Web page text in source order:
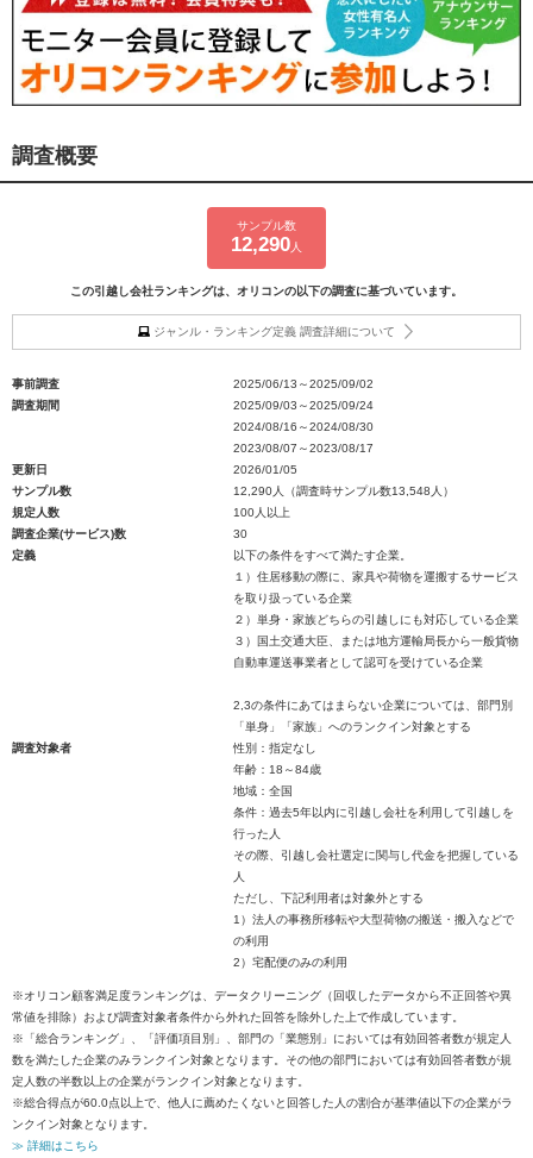
調査概要
サンプル数
12,290人
この引越し会社ランキングは、オリコンの以下の調査に基づいています。
ジャンル・ランキング定義 調査詳細について
事前調査
2025/06/13～2025/09/02
調査期間
2025/09/03～2025/09/24
2024/08/16～2024/08/30
2023/08/07～2023/08/17
更新日
2026/01/05
サンプル数
12,290人（調査時サンプル数13,548人）
規定人数
100人以上
調査企業(サービス)数
30
定義
以下の条件をすべて満たす企業。
１）住居移動の際に、家具や荷物を運搬するサービス
を取り扱っている企業
２）単身・家族どちらの引越しにも対応している企業
３）国土交通大臣、または地方運輸局長から一般貨物
自動車運送事業者として認可を受けている企業
2,3の条件にあてはまらない企業については、部門別
「単身」「家族」へのランクイン対象とする
調査対象者
性別：指定なし
年齢：18～84歳
地域：全国
条件：過去5年以内に引越し会社を利用して引越しを
行った人
その際、引越し会社選定に関与し代金を把握している
人
ただし、下記利用者は対象外とする
1）法人の事務所移転や大型荷物の搬送・搬入などで
の利用
2）宅配便のみの利用
※オリコン顧客満足度ランキングは、データクリーニング（回収したデータから不正回答や異
常値を排除）および調査対象者条件から外れた回答を除外した上で作成しています。
※「総合ランキング」、「評価項目別」、部門の「業態別」においては有効回答者数が規定人
数を満たした企業のみランクイン対象となります。その他の部門においては有効回答者数が規
定人数の半数以上の企業がランクイン対象となります。
※総合得点が60.0点以上で、他人に薦めたくないと回答した人の割合が基準値以下の企業がラ
ンクイン対象となります。
≫ 詳細はこちら